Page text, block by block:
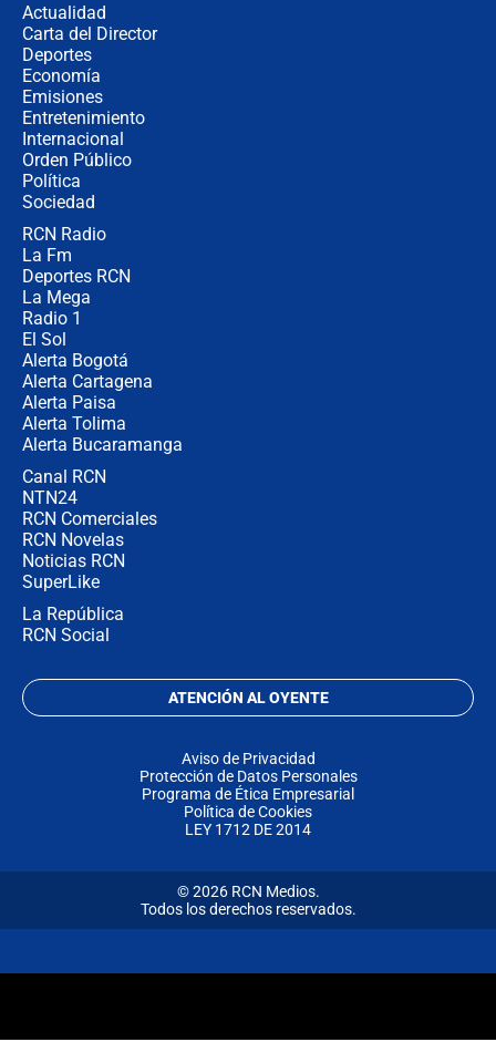
Actualidad
Carta del Director
Deportes
Economía
Emisiones
Entretenimiento
Internacional
Orden Público
Política
Sociedad
RCN Radio
La Fm
Deportes RCN
La Mega
Radio 1
El Sol
Alerta Bogotá
Alerta Cartagena
Alerta Paisa
Alerta Tolima
Alerta Bucaramanga
Canal RCN
NTN24
RCN Comerciales
RCN Novelas
Noticias RCN
SuperLike
La República
RCN Social
ATENCIÓN AL OYENTE
Aviso de Privacidad
Protección de Datos Personales
Programa de Ética Empresarial
Política de Cookies
LEY 1712 DE 2014
© 2026 RCN Medios.
Todos los derechos reservados.